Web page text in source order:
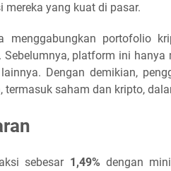
yang kuat di pasar.
menggabungkan portofolio
platform ini hanya
Dengan demikian,
termasuk saham dan kripto,
sebesar 1,49% dengan